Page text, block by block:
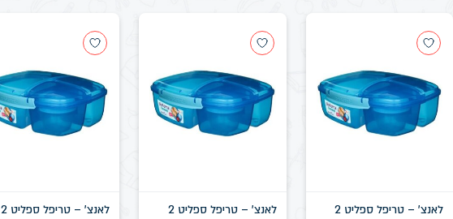
לאנצ' – טריפל ספליט 2
לאנצ' – טריפל ספליט 2
לאנצ' – טריפל ספליט 2